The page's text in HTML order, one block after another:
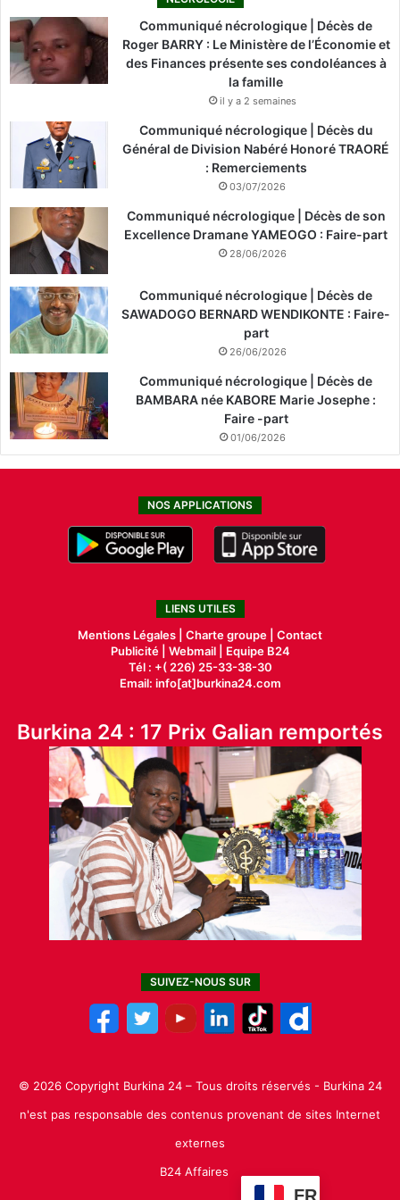
Communiqué nécrologique | Décès de
Roger BARRY : Le Ministère de l’Économie et
des Finances présente ses condoléances à
la famille
il y a 2 semaines
Communiqué nécrologique | Décès du
Général de Division Nabéré Honoré TRAORÉ
: Remerciements
03/07/2026
Communiqué nécrologique | Décès de son
Excellence Dramane YAMEOGO : Faire-part
28/06/2026
Communiqué nécrologique | Décès de
SAWADOGO BERNARD WENDIKONTE : Faire-
part
26/06/2026
Communiqué nécrologique | Décès de
BAMBARA née KABORE Marie Josephe :
Faire -part
01/06/2026
NOS APPLICATIONS
LIENS UTILES
Mentions Légales | Charte groupe | Contact
Publicité| Webmail |
Equipe B24
Tél : +( 226) 25-33-38-30
Email: info[at]burkina24.com
Burkina 24 : 17 Prix Galian remportés
SUIVEZ-NOUS SUR
© 2026 Copyright Burkina 24 – Tous droits réservés - Burkina 24
n'est pas responsable des contenus provenant de sites Internet
externes
B24 Affaires
FR